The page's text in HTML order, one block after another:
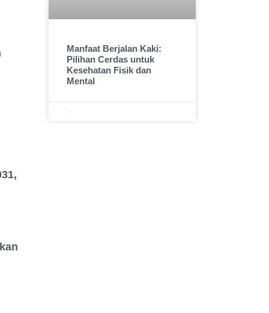
Manfaat Berjalan Kaki:
Pilihan Cerdas untuk
Kesehatan Fisik dan
Mental